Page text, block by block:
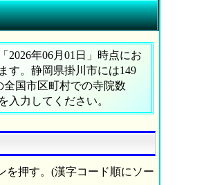
年06月01日」時点にお
す。静岡県掛川市には149
国市区町村での寺院数
入力してください。
を押す。(漢字コード順にソー